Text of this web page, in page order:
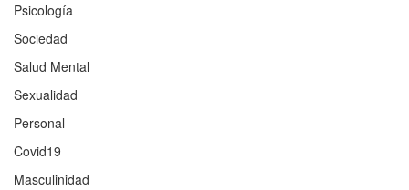
Psicología
Sociedad
Salud Mental
Sexualidad
Personal
Covid19
Masculinidad